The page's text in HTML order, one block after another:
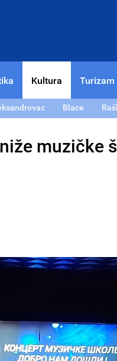
Kultura Turizam
Blace
muzičke